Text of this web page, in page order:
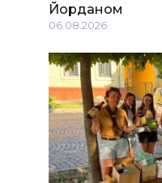
Йорданом
06.08.2026